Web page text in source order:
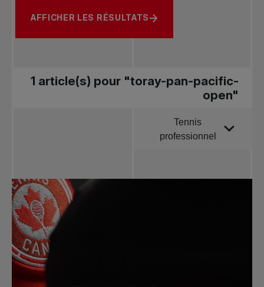
AFFICHER LES RÉSULTATS
1 article(s) pour "toray-pan-pacific-
open"
Tennis
professionnel
nouvelles